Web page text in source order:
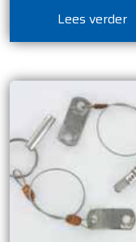
Lees verder